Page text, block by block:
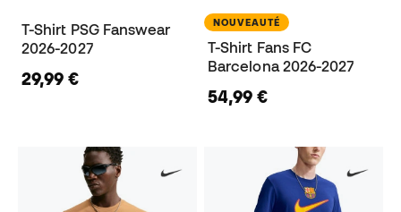
T-Shirt PSG Fanswear
2026-2027
29,99 €
NOUVEAUTÉ
T-Shirt Fans FC
Barcelona 2026-2027
54,99 €